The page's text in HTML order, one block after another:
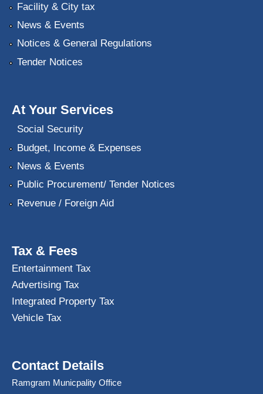
Facility & City tax
News & Events
Notices & General Regulations
Tender Notices
At Your Services
Social Security
Budget, Income & Expenses
News & Events
Public Procurement/ Tender Notices
Revenue / Foreign Aid
Tax & Fees
Entertainment Tax
Advertising Tax
Integrated Property Tax
Vehicle Tax
Contact Details
Ramgram Municpality Office